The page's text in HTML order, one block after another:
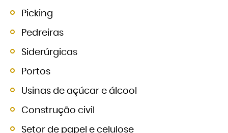
Picking
Pedreiras
Siderúrgicas
Portos
Usinas de açúcar e álcool
Construção civil
Setor de papel e celulose